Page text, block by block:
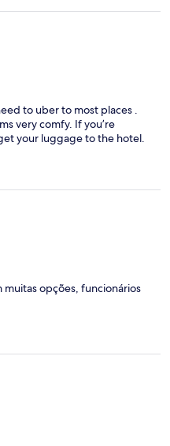
to uber to most places .
very comfy. If you’re
your luggage to the hotel.
muitas opções, funcionários